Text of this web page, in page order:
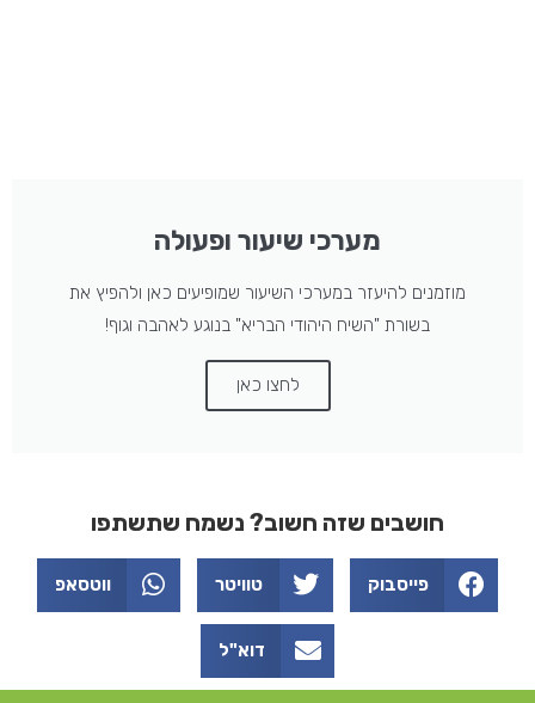
מערכי שיעור ופעולה
מוזמנים להיעזר במערכי השיעור שמופיעים כאן ולהפיץ את
בשורת "השיח היהודי הבריא" בנוגע לאהבה וגוף!
לחצו כאן
חושבים שזה חשוב? נשמח שתשתפו
פייסבוק טוויטר ווטסאפ
דוא"ל